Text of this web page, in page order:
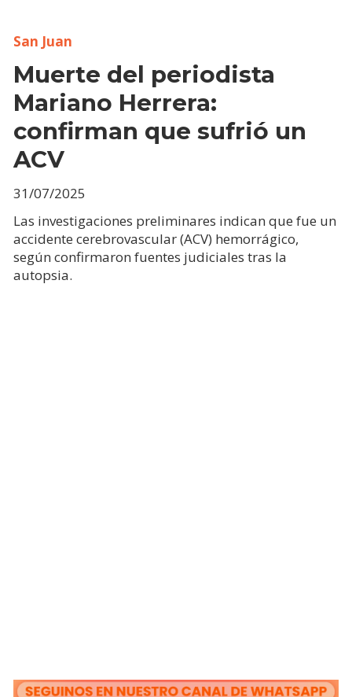
Muerte del periodista
Mariano Herrera:
confirman que sufrió un
ACV
Las investigaciones preliminares indican que fue un
accidente cerebrovascular (ACV) hemorrágico,
según confirmaron fuentes judiciales tras la
autopsia.
San Juan
31/07/2025